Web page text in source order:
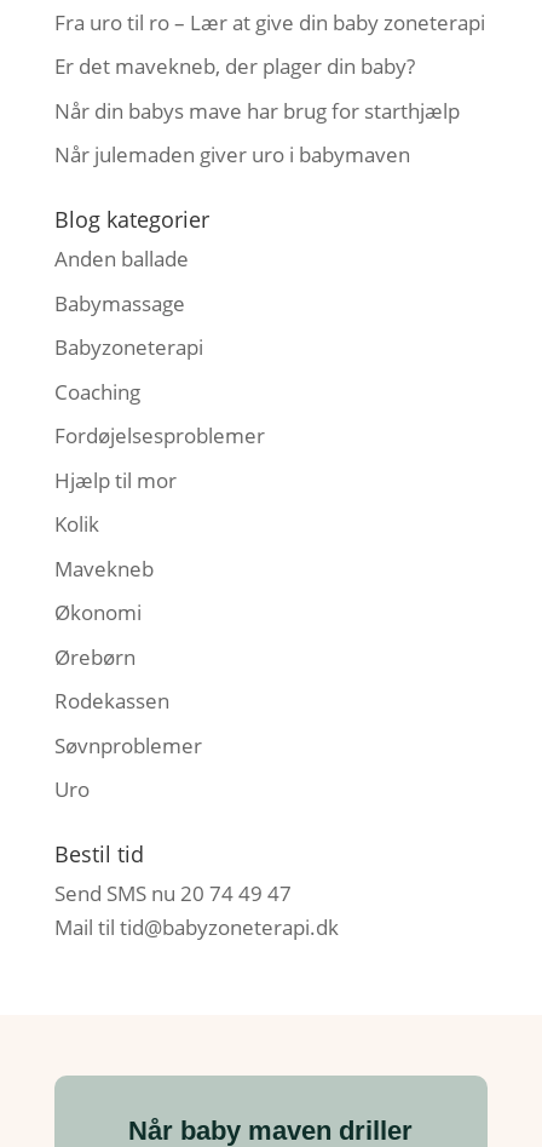
Fra uro til ro – Lær at give din baby zoneterapi
Er det mavekneb, der plager din baby?
Når din babys mave har brug for starthjælp
Når julemaden giver uro i babymaven
Blog kategorier
Anden ballade
Babymassage
Babyzoneterapi
Coaching
Fordøjelsesproblemer
Hjælp til mor
Kolik
Mavekneb
Økonomi
Ørebørn
Rodekassen
Søvnproblemer
Uro
Bestil tid
Send SMS nu 20 74 49 47
Mail til tid@babyzoneterapi.dk
Når baby maven driller